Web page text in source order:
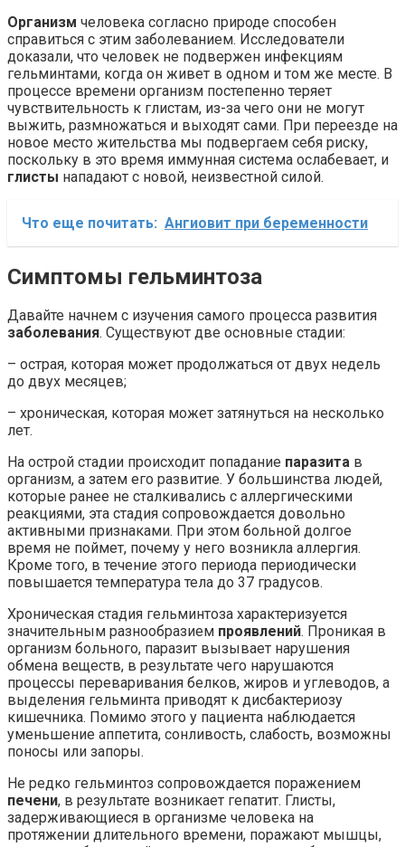
Организм человека согласно природе способен
справиться с этим заболеванием. Исследователи
доказали, что человек не подвержен инфекциям
гельминтами, когда он живет в одном и том же месте. В
процессе времени организм постепенно теряет
чувствительность к глистам, из-за чего они не могут
выжить, размножаться и выходят сами. При переезде на
новое место жительства мы подвергаем себя риску,
поскольку в это время иммунная система ослабевает, и
глисты нападают с новой, неизвестной силой.
Что еще почитать: Ангиовит при беременности
Симптомы гельминтоза
Давайте начнем с изучения самого процесса развития
заболевания. Существуют две основные стадии:
– острая, которая может продолжаться от двух недель
до двух месяцев;
– хроническая, которая может затянуться на несколько
лет.
На острой стадии происходит попадание паразита в
организм, а затем его развитие. У большинства людей,
которые ранее не сталкивались с аллергическими
реакциями, эта стадия сопровождается довольно
активными признаками. При этом больной долгое
время не поймет, почему у него возникла аллергия.
Кроме того, в течение этого периода периодически
повышается температура тела до 37 градусов.
Хроническая стадия гельминтоза характеризуется
значительным разнообразием проявлений. Проникая в
организм больного, паразит вызывает нарушения
обмена веществ, в результате чего нарушаются
процессы переваривания белков, жиров и углеводов, а
выделения гельминта приводят к дисбактериозу
кишечника. Помимо этого у пациента наблюдается
уменьшение аппетита, сонливость, слабость, возможны
поносы или запоры.
Не редко гельминтоз сопровождается поражением
печени, в результате возникает гепатит. Глисты,
задерживающиеся в организме человека на
протяжении длительного времени, поражают мышцы,